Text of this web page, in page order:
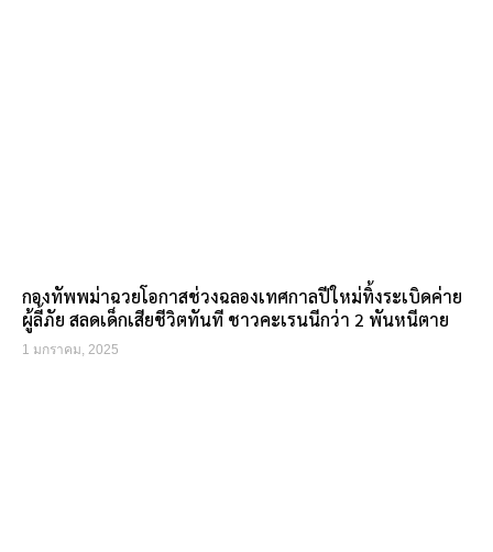
กองทัพพม่าฉวยโอกาสช่วงฉลองเทศกาลปีใหม่ทิ้งระเบิดค่าย
ผู้ลี้ภัย สลดเด็กเสียชีวิตทันที ชาวคะเรนนีกว่า 2 พันหนีตาย
1 มกราคม, 2025